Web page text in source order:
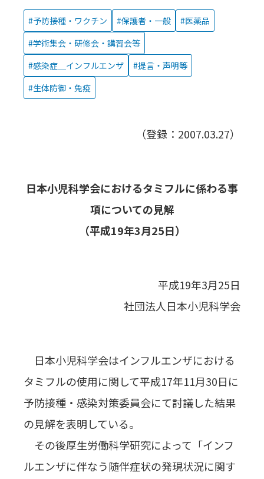
予防接種・ワクチン 保護者・一般
医薬品
学術集会・研修会・講習会等
感染症＿インフルエンザ
提言・声明等
生体防御・免疫
（登録：2007.03.27）
日本小児科学会におけるタミフルに係わる事
項についての見解
（平成19年3月25日）
平成19年3月25日
社団法人日本小児科学会
日本小児科学会はインフルエンザにおける
タミフルの使用に関して平成17年11月30日に
予防接種・感染対策委員会にて討議した結果
の見解を表明している。
その後厚生労働科学研究によって「インフ
ルエンザに伴なう随伴症状の発現状況に関す